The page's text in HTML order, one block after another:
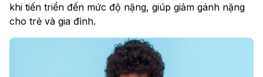
khi tiến triển đến mức độ nặng, giúp giảm gánh nặng
cho trẻ và gia đình.